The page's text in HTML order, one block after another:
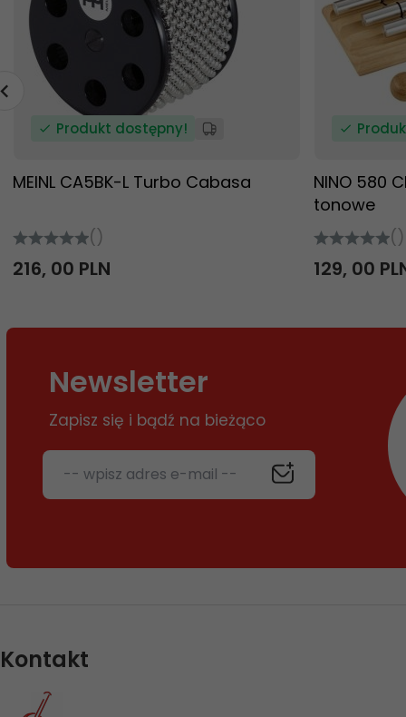
Produkt dostępny!
MEINL CA5BK-L Turbo Cabasa
()
216, 00 PLN
NINO 580
tonowe
()
129, 00
Newsletter
Zapisz się i bądź na bieżąco
-- wpisz adres e-mail --
Kontakt